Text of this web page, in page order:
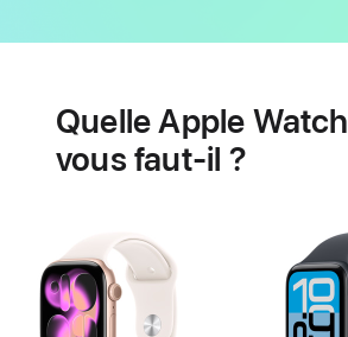
Quelle Apple Watch
vous faut-il ?